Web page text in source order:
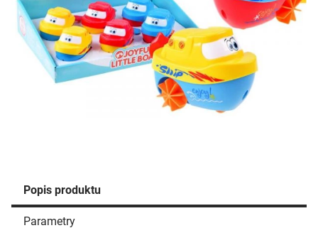
Popis produktu
Parametry